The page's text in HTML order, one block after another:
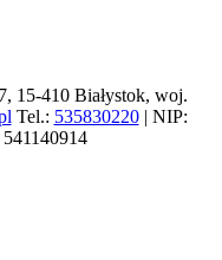
15-410 Białystok, woj.
Tel.: 535830220| NIP: